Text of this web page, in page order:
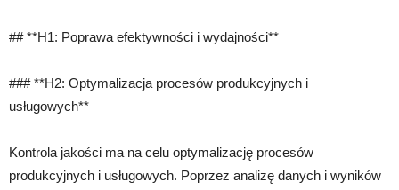
## **H1: Poprawa efektywności i wydajności**
### **H2: Optymalizacja procesów produkcyjnych i
usługowych**
Kontrola jakości ma na celu optymalizację procesów
produkcyjnych i usługowych. Poprzez analizę danych i wyników